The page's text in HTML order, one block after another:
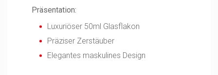
Präsentation:
Luxuriöser 50ml Glasflakon
Präziser Zerstäuber
Elegantes maskulines Design